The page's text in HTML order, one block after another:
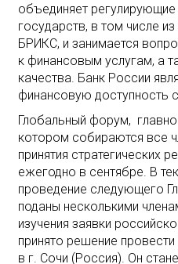
объединяет
государств, в том числе
БРИКС, и занимается
к финансовым услугам, а
качества. Банк России
финансовую доступность
Глобальный форум,
котором собираются все
принятия стратегических
ежегодно в сентябре. В
проведение следующего
поданы несколькими
изучения заявки
принято решение
в г. Сочи (Россия). Он